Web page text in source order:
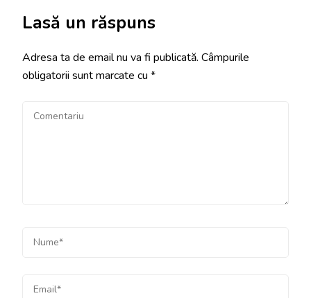
Lasă un răspuns
Adresa ta de email nu va fi publicată. Câmpurile
obligatorii sunt marcate cu *